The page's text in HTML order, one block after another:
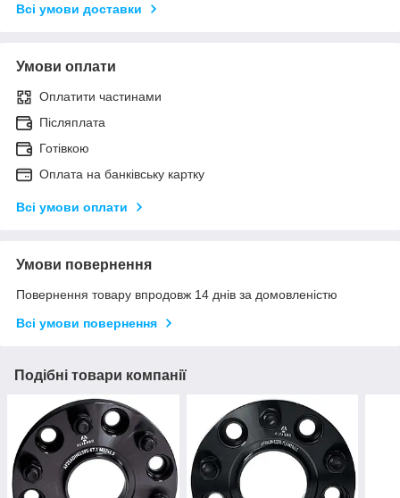
Всі умови доставки
Умови оплати
Оплатити частинами
Післяплата
Готівкою
Оплата на банківську картку
Всі умови оплати
Умови повернення
Повернення товару впродовж 14 днів за домовленістю
Всі умови повернення
Подібні товари компанії